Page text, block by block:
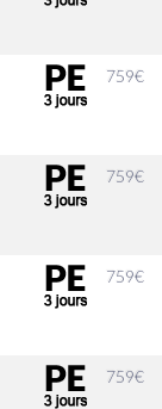
759€
759€
759€
759€